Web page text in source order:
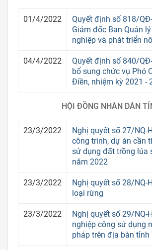
01/4/2022
Quyết định số 818/
Giám đốc Ban Quản
nghiệp và phát triển
04/4/2022
Quyết định số 840/
bổ sung chức vụ Phó
Điền, nhiệm kỳ 2021 -
HỘI ĐỒNG NHÂN DÂN
23/3/2022
Nghị quyết số 27/NQ-
công trình, dự án cần
sử dụng đất trồng lúa
năm 2022
23/3/2022
Nghị quyết số 28/NQ-
loại rừng
23/3/2022
Nghị quyết số 29/NQ-
nghiệp công sử dụng
pháp trên địa bàn